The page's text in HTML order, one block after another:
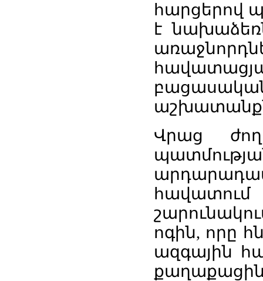
հարցերով
է
բացասական
Վրաց
հավատում
ոգին, որը
ազգային